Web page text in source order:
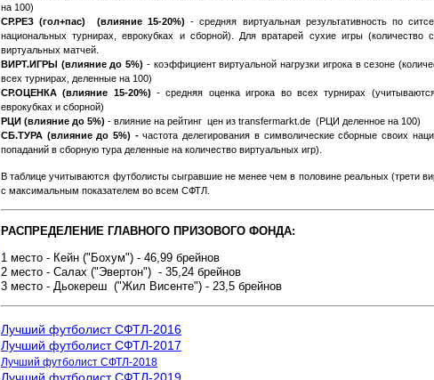
на 100)
СР.РЕЗ (гол+пас) (влияние 15-20%) - средняя виртуальная результативность по
национальных турнирах, еврокубках и сборной). Для вратарей сухие игры (количество
виртуальных матчей.
ВИРТ.ИГРЫ (влияние до 5%) - коэффициент виртуальной нагрузки игрока в сезоне
всех турнирах, деленные на 100)
СР.ОЦЕНКА (влияние 15-20%) - средняя оценка игрока во всех турнирах
еврокубках и сборной)
РЦИ (влияние до 5%) - влияние на рейтинг цен из transfermarkt.de (РЦИ деленное на 100)
СБ.ТУРА (влияние до 5%) -частота делегирования в символические сборные своих
попаданий в сборную тура деленные на количество виртуальных игр).
В таблице учитываются футболисты сыгравшие не менее чем в половине реальных (трети
с максимальным показателем во всем СФТЛ.
РАСПРЕДЕЛЕНИЕ ГЛАВНОГО ПРИЗОВОГО ФОНДА:
1 место - Кейн ("Бохум") - 46,99 брейнов
2 место - Салах ("Эвертон") - 35,24 брейнов
3 место - Дьокереш ("Жил Висенте") - 23 ,5 брейнов
Лучший футболист СФТЛ-2016
Лучший футболист СФТЛ-2017
Лучший футболист СФТЛ-2018
Лучший футболист СФТЛ-2019